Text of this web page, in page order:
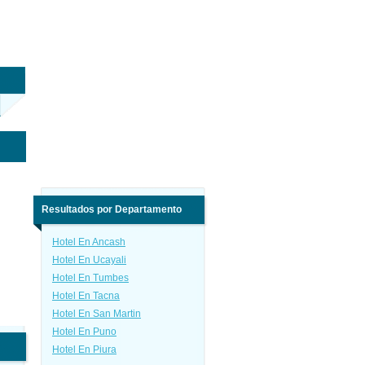
Resultados por Departamento
Hotel En Ancash
Hotel En Ucayali
Hotel En Tumbes
Hotel En Tacna
Hotel En San Martin
Hotel En Puno
Hotel En Piura